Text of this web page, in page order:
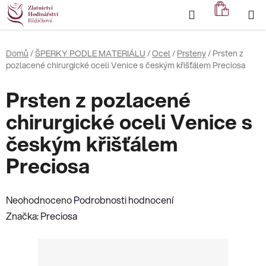
Přejít
na
obsah
Hledat
KOŠÍK
Domů /ŠPERKY PODLE MATERIÁLU /Ocel/ Prsteny/ Prsten z
pozlacené chirurgické oceli Venice s českým křišťálem Preciosa
Prsten z pozlacené
chirurgické oceli Venice s
českým křišťálem
Preciosa
Průměrné
hodnocení
NeohodnocenoPodrobnosti hodnocení
Značka:Preciosa